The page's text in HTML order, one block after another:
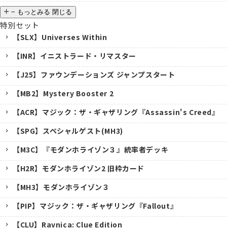
− もっとみる 閉じる
特別セット
【SLX】Universes Within
【INR】イニストラード・リマスター
【J25】ファウンデーションズ ジャンプスタート
【MB2】Mystery Booster 2
【ACR】マジック：ザ・ギャザリング『Assassin's Creed』
【SPG】スペシャルゲスト(MH3)
【M3C】『モダンホライゾン３』統率者デッキ
【H2R】モダンホライゾン2 旧枠カード
【MH3】モダンホライゾン３
【PIP】マジック：ザ・ギャザリング『Fallout』
【CLU】Ravnica: Clue Edition